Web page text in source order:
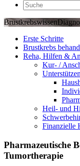
Brustkrebswissen
Erste Schritte
Brustkrebs
Reha, Hilfen &
Kur- /
Heil- und
Finanzielle
Pharmazeutische
Tumortherapie